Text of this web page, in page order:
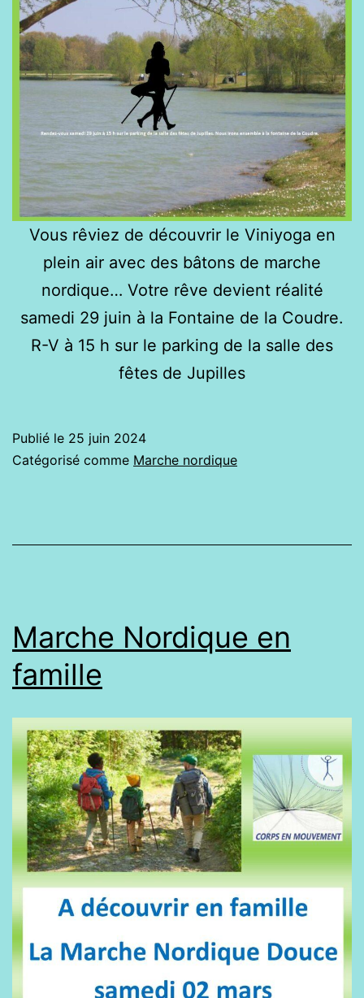
Vous rêviez de découvrir le Viniyoga en
plein air avec des bâtons de marche
nordique… Votre rêve devient réalité
samedi 29 juin à la Fontaine de la Coudre.
R-V à 15 h sur le parking de la salle des
fêtes de Jupilles
Publié le 25 juin 2024
Catégorisé comme Marche nordique
Marche Nordique en
famille